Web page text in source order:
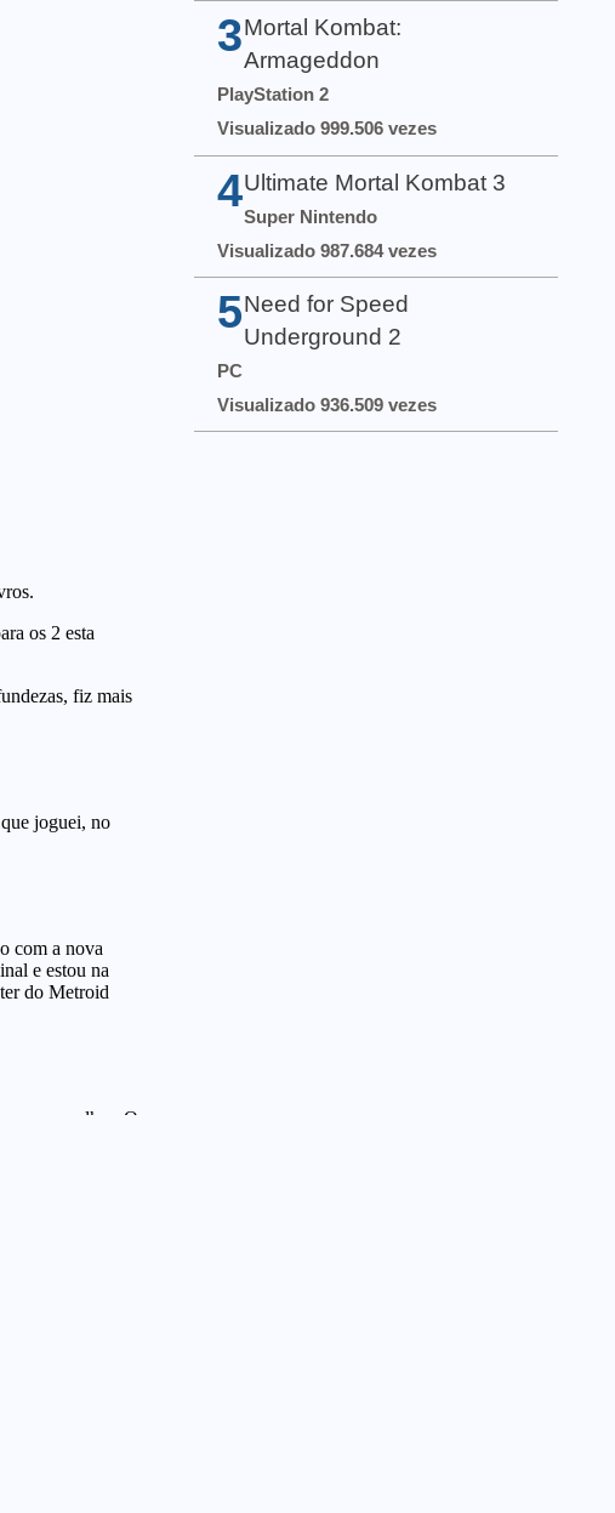
3 Mortal Kombat:
Armageddon
PlayStation 2
Visualizado 999.506 vezes
4 Ultimate Mortal Kombat 3
Super Nintendo
Visualizado 987.684 vezes
5 Need for Speed
Underground 2
PC
Visualizado 936.509 vezes